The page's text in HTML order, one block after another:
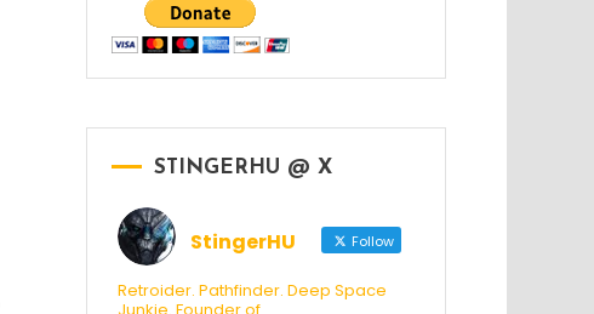
STINGERHU @ X
StingerHU Follow
Retroider. Pathfinder. Deep Space